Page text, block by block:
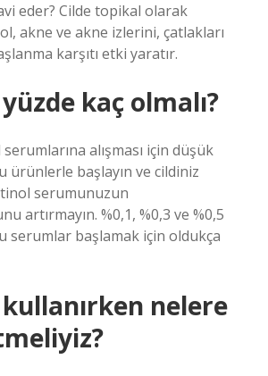
eder? Cilde topikal olarak
akne ve akne izlerini, çatlakları
karşıtı etki yaratır.
kaç olmalı?
alışması için düşük
ürünlerle başlayın ve cildiniz
serumunuzun
artırmayın. %0,1, %0,3 ve %0,5
serumlar başlamak için oldukça
nelere